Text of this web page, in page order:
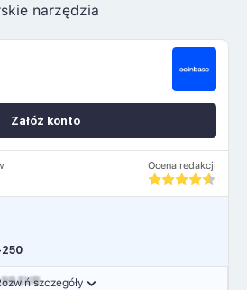
narzędzia
Ocena redakcji
Załóż konto
szczegóły
EUR